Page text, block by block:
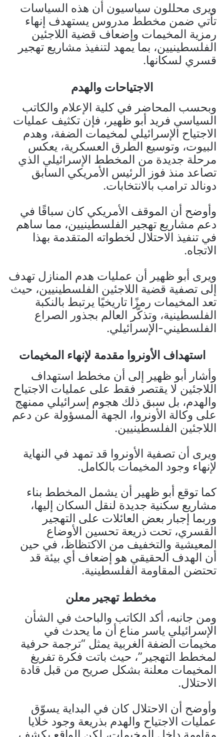
ويرى محللون سياسيون أن هذه السياسات
تأتي ضمن مخطط مدروس يستهدف إنهاء
رمزية المخيمات وإضعاف قضية اللاجئين
الفلسطينيين، بما يمهد لتنفيذ مشاريع تهجير
قسري لسكانها.
الاجتياحات والهدم
وبحسب المحاضر في كلية الإعلام والكاتب
السياسي فريد أبو ظهير، فإن تكثيف عمليات
الاجتياح الإسرائيلي لمخيمات الضفة، وهدم
البيوت، وتوسيع الطرق العسكرية، يعكس
مرحلة جديدة من المخطط الإسرائيلي الذي
تصاعد منذ فوز الرئيس الأمريكي السابق
دونالد ترامب بالانتخابات.
وأوضح أن الموقف الأمريكي كان سباقًا في
دعم مشاريع تهجير الفلسطينيين، مما ساهم
في تنفيذ الاحتلال لخطواته المتقدمة بهذا
الاتجاه.
ويرى أبو ظهير أن عمليات هدم المنازل تهدف
إلى تصفية قضية اللاجئين الفلسطينيين، حيث
تعد المخيمات رمزًا تاريخيًا يرتبط بالنكبة
الفلسطينية، وتذكّر العالم بجذور الصراع
الفلسطيني-الإسرائيلي.
استهداف الأونروا مقدمة لإنهاء المخيمات
وأشار أبو ظهير إلى أن مخطط استهداف
اللاجئين لا يقتصر فقط على عمليات الاجتياح
والهدم، بل سبق ذلك هجوم إسرائيلي ممنهج
على وكالة الأونروا، الجهة المسؤولة عن دعم
اللاجئين الفلسطينيين.
ويرى أن تصفية الأونروا قد تمهد في النهاية
لإنهاء وجود المخيمات بالكامل.
كما توقع أبو ظهير أن يشمل المخطط بناء
مشاريع سكنية جديدة لنقل السكان إليها،
وربما إجبار بعض العائلات على التهجير
القسري، تحت ذريعة تحسين الأوضاع
المعيشية والتخفيف من الاكتظاظ، في حين
أن الهدف الحقيقي هو إضعاف أي بيئة قد
تحتضن المقاومة الفلسطينية.
مخطط تهجير معلن
ومن جانبه، أكد الكاتب والباحث في الشأن
الإسرائيلي ياسر مناع أن ما يحدث في
مخيمات الضفة الغربية يمثل “ترجمة حرفية
لمخطط التهجير”، حيث باتت فكرة تفريغ
المخيمات معلنة بشكل صريح من قبل قادة
الاحتلال.
وأوضح أن الاحتلال كان في البداية يسوّق
عمليات الاجتياح والهدم بذريعة وجود خلايا